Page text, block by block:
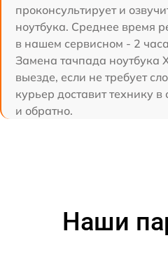
проконсультирует и
ноутбука. Среднее время
в нашем сервисном - 2
Замена тачпада ноутбука
выезде, если не требует
курьер доставит технику
и обратно.
Наши